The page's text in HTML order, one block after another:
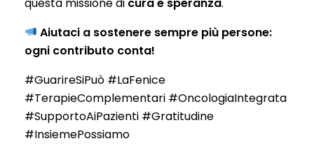
Aiutaci a sostenere sempre più persone:
ogni contributo conta!
#GuarireSiPuò #LaFenice
#TerapieComplementari #OncologiaIntegrata
#SupportoAiPazienti #Gratitudine
#InsiemePossiamo